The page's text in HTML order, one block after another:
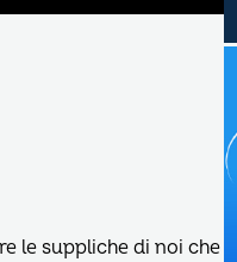
le suppliche di noi che